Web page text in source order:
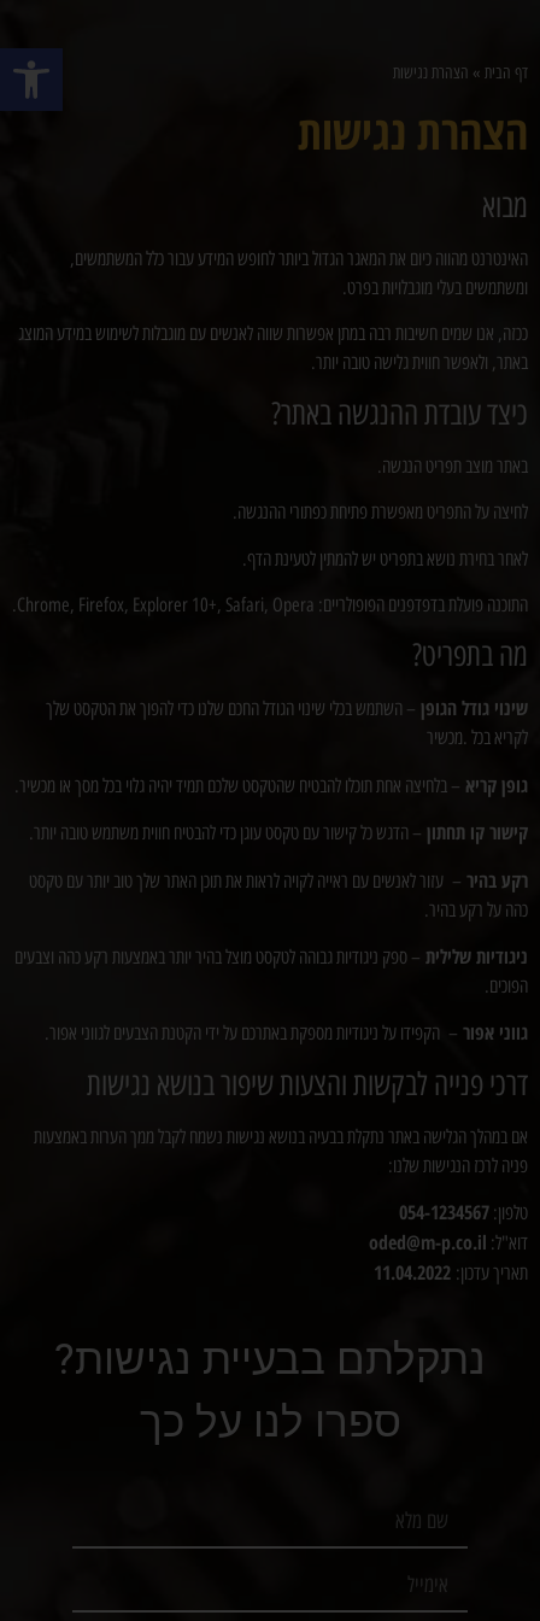
פתח דף הבית » הצהרת נגישות
הצהרת נגישות
מבוא
האינטרנט מהווה כיום את המאגר הגדול ביותר לחופש המידע עבור כלל המשתמשים,
ומשתמשים בעלי מוגבלויות בפרט.
ככזה, אנו שמים חשיבות רבה במתן אפשרות שווה לאנשים עם מוגבלות לשימוש במידע המוצג
באתר, ולאפשר חווית גלישה טובה יותר.
כיצד עובדת ההנגשה באתר?
באתר מוצב תפריט הנגשה.
לחיצה על התפריט מאפשרת פתיחת כפתורי ההנגשה.
לאחר בחירת נושא בתפריט יש להמתין לטעינת הדף.
התוכנה פועלת בדפדפנים הפופולריים: Chrome, Firefox, Explorer 10+, Safari, Opera.
מה בתפריט?
שינוי גודל הגופן – השתמש בכלי שינוי הגודל החכם שלנו כדי להפוך את הטקסט שלך
לקריא בכל .מכשיר
גופן קריא – בלחיצה אחת תוכלו להבטיח שהטקסט שלכם תמיד יהיה גלוי בכל מסך או מכשיר.
קישור קו תחתון – הדגש כל קישור עם טקסט עוגן כדי להבטיח חווית משתמש טובה יותר.
רקע בהיר – עזור לאנשים עם ראייה לקויה לראות את תוכן האתר שלך טוב יותר עם טקסט
כהה על רקע בהיר.
ניגודיות שלילית – ספק ניגודיות גבוהה לטקסט מוצל בהיר יותר באמצעות רקע כהה וצבעים
הפוכים.
גווני אפור – הקפידו על ניגודיות מספקת באתרכם על ידי הקטנת הצבעים לגווני אפור.
דרכי פנייה לבקשות והצעות שיפור בנושא נגישות
אם במהלך הגלישה באתר נתקלת בבעיה בנושא נגישות נשמח לקבל ממך הערות באמצעות
פניה לרכז הנגישות שלנו:
טלפון: 054-1234567
דוא"ל: oded@m-p.co.il
תאריך עדכון: 11.04.2022
נתקלתם בבעיית נגישות?
ספרו לנו על כך